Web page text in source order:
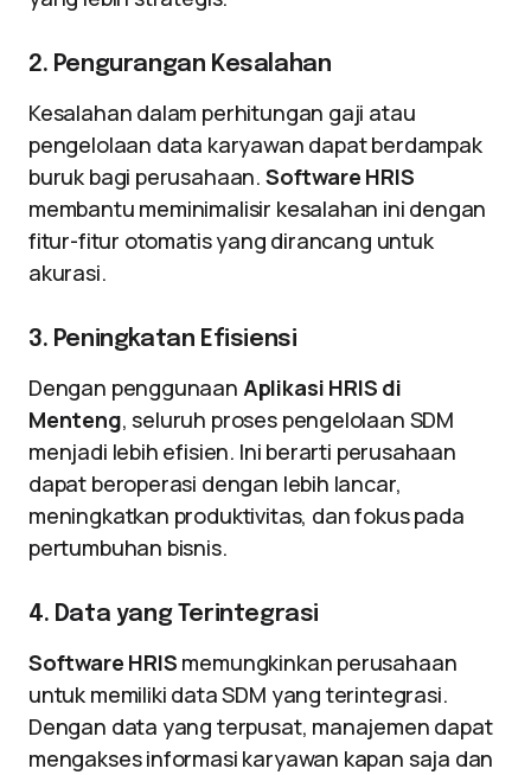
2. Pengurangan Kesalahan
Kesalahan dalam perhitungan gaji atau
pengelolaan data karyawan dapat berdampak
buruk bagi perusahaan. Software HRIS
membantu meminimalisir kesalahan ini dengan
fitur-fitur otomatis yang dirancang untuk
akurasi.
3. Peningkatan Efisiensi
Dengan penggunaan Aplikasi HRIS di
Menteng, seluruh proses pengelolaan SDM
menjadi lebih efisien. Ini berarti perusahaan
dapat beroperasi dengan lebih lancar,
meningkatkan produktivitas, dan fokus pada
pertumbuhan bisnis.
4. Data yang Terintegrasi
Software HRIS memungkinkan perusahaan
untuk memiliki data SDM yang terintegrasi.
Dengan data yang terpusat, manajemen dapat
mengakses informasi karyawan kapan saja dan